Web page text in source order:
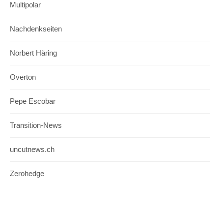
Multipolar
Nachdenkseiten
Norbert Häring
Overton
Pepe Escobar
Transition-News
uncutnews.ch
Zerohedge